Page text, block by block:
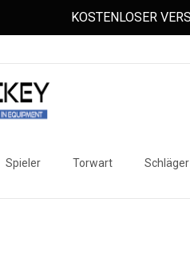
KOSTENLOSER
Spieler Torwart Schläger